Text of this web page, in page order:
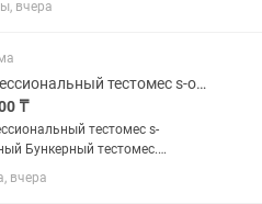
выпускает теплый пар, есть
бак воды надолго хватает....
вчера
Профессиональный тестомес s-образный Бункерный тестомес. Тестомес 25 кг
₸
тестомес s-
Бункерный тестомес.
25 кг объем бака 30 литров
теста. Длина 580 мм,
вчера